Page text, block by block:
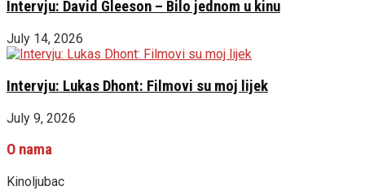
Intervju: David Gleeson – Bilo jednom u kinu
July 14, 2026
Intervju: Lukas Dhont: Filmovi su moj lijek
July 9, 2026
O nama
Kinoljubac